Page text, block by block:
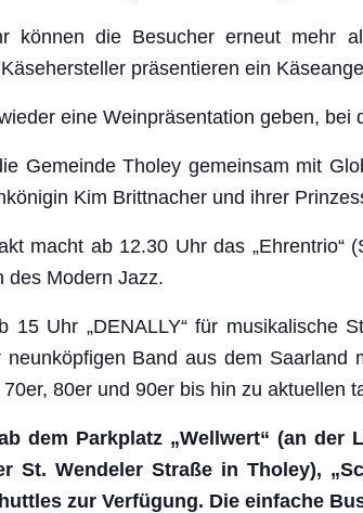
die Besucher erneut mehr
präsentieren ein
eine Weinpräsentation geben,
Gemeinde Tholey gemeinsam mit
Kim Brittnacher und ihrer
macht ab 12.30 Uhr das
des Modern Jazz.
15 Uhr „DENALLY“ für musikalische
neunköpfigen Band aus dem
80er und 90er bis hin zu aktuellen
dem Parkplatz „Wellwert“ (an der
St. Wendeler Straße in Tholey),
zurVerfügung. Die einfache